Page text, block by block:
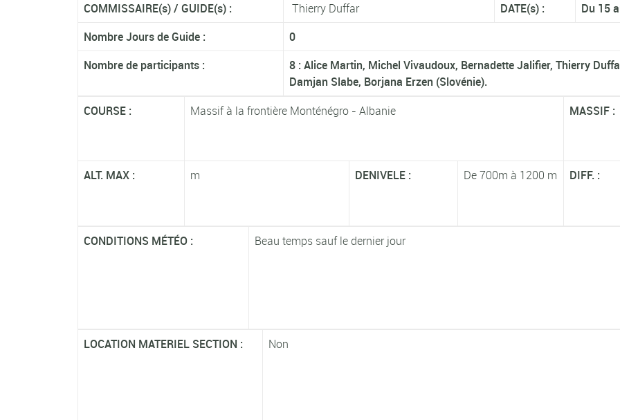
COMMISSAIRE(s) / GUIDE(s) : Thierry Duffar DATE(s) :
Du 15
Nombre Jours de Guide :
0
Nombre de participants :
8 : Alice Martin, Michel Vivaudoux, Bernadette Jalifier, Thierry
Damjan Slabe, Borjana Erzen (Slovénie).
COURSE :
Massif à la frontière Monténégro - Albanie MASSIF :
ALT. MAX : m DENIVELE : De 700m à 1200 m DIFF. :
CONDITIONS MÉTÉO : Beau temps sauf le dernier jour
LOCATION MATERIEL SECTION : Non